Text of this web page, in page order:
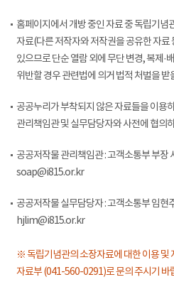
홈페이지에서 개방 중인 자료 중 독립기념
자료(다른 저작자와 저작권을 공유한 자
있으므로 단순 열람 외에 무단 변경, 복제·
위반할 경우 관련법에 의거 법적 처벌을 받
공공누리가 부착되지 않은 자료들을 이용
관리책임관 및 실무담당자와 사전에 협의
공공저작물 관리책임관 : 고객소통부 부
soap@i815.or.kr
공공저작물 실무담당자 : 고객소통부 임
hjlim@i815.or.kr
※ 독립기념관의 소장자료에 대한 이용 및
자료부 (041-560-0291)로 문의 주시기 바